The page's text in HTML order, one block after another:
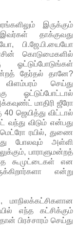
இருக்கும்
தாக்குவது
பி.ஜே.பி.யையோ
கொடுமைகளில்
ஓட்டுப்போடுங்கள்
தேர்தல் தானே?
செய்து
ஓட்டுப்போட்டால்
மாதிரி ஜீரோ
40 ஜெயித்து விட்டால்
வந்து விடும் என்பது
ரயில், துணை
போலவும் அள்ளி
பாராளுமன்றத்
கூமுட்டைகள் என
என்று
எந்த கட்சிக்கும்
பிரச்சாரம் செய்து